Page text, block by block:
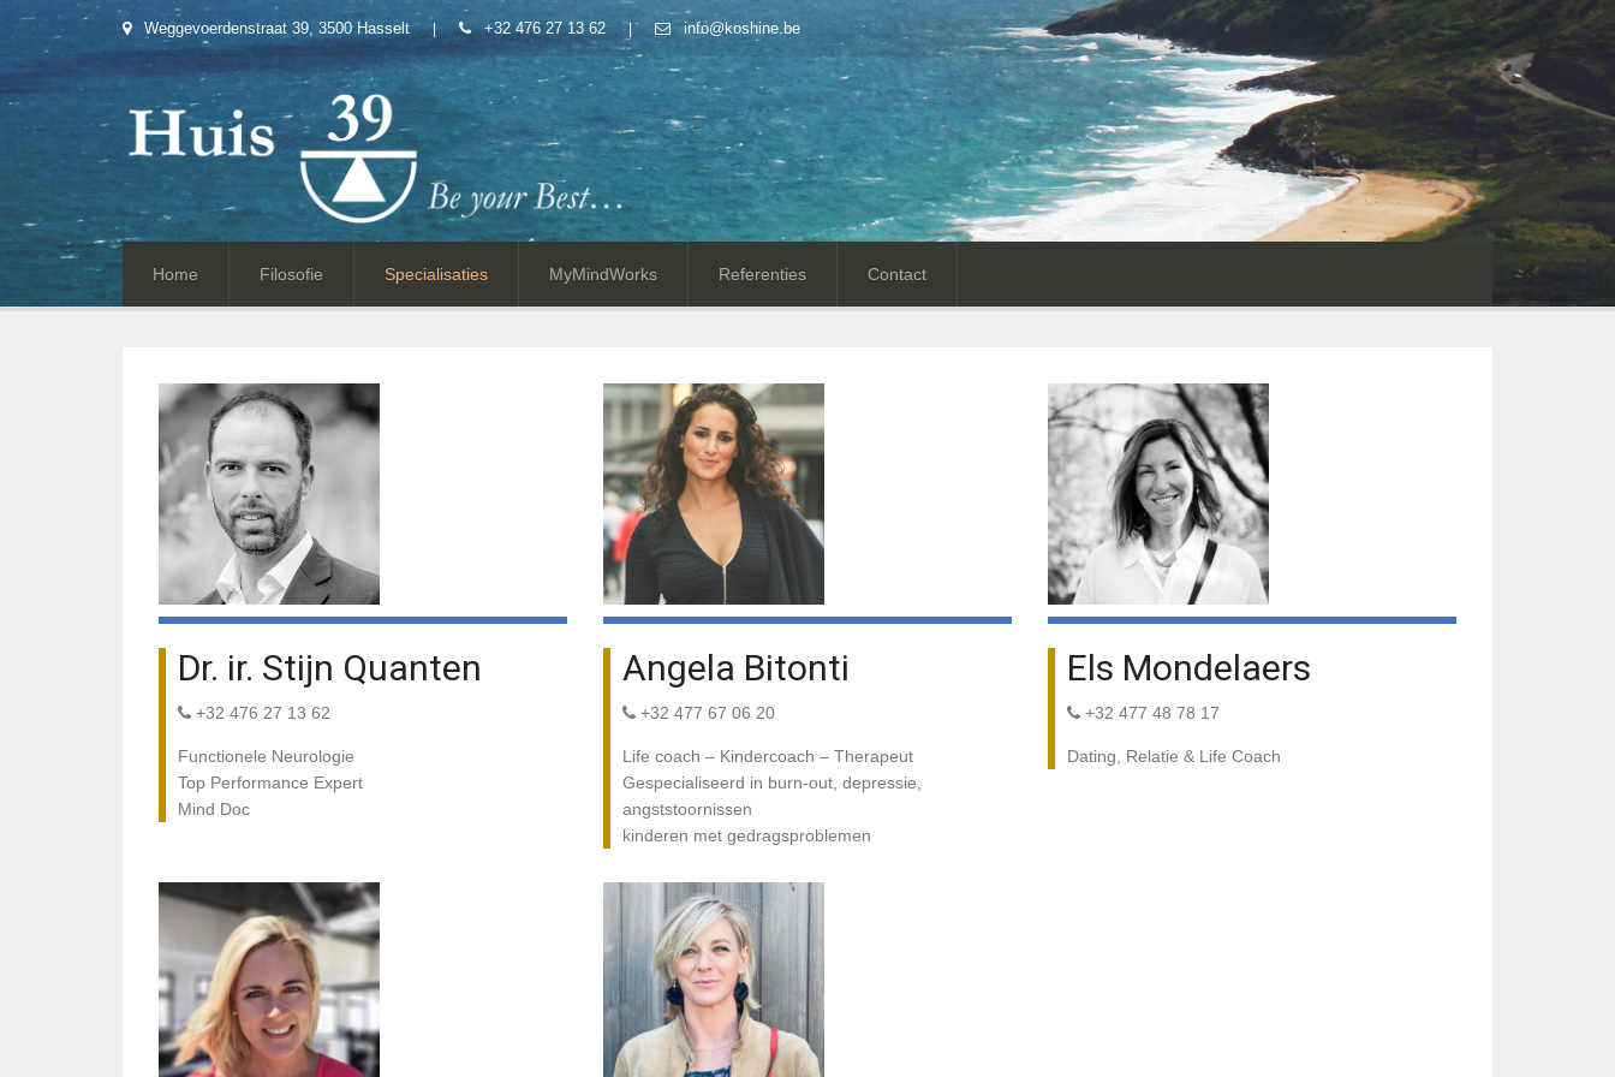
Weggevoerdenstraat 39, 3500 Hasselt +32 476 27 13 62 info@koshine.be
Home Filosofie Specialisaties MyMindWorks Referenties Contact
Dr. ir. Stijn Quanten
+32 476 27 13 62
Functionele Neurologie
Top Performance Expert
Mind Doc
Angela Bitonti
+32 477 67 06 20
Life coach – Kindercoach – Therapeut
Gespecialiseerd in burn-out, depressie,
angststoornissen
kinderen met gedragsproblemen
Els Mondelaers
+32 477 48 78 17
Dating, Relatie & Life Coach